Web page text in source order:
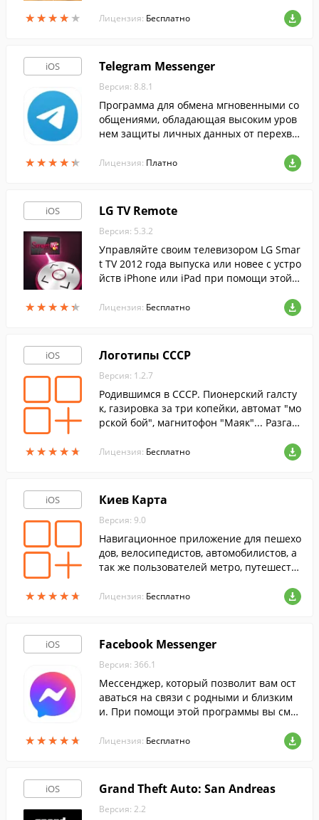
★★★★ ★
★★★★ ★ Лицензия: Бесплатно
iOS
★★★★★
★★★★★
Telegram Messenger
Версия: 8.8.1
Программа для обмена мгновенными со
общениями, обладающая высоким уров
нем защиты личных данных от перехва
Лицензия: Платно
iOS
★★★★★
★★★★★
LG TV Remote
Версия: 5.3.2
Управляйте своим телевизором LG Smar
t TV 2012 года выпуска или новее с устро
йств iPhone или iPad при помощи этой п
лючить оба устройства к одной сети WiF
Лицензия: Бесплатно
iOS
★★★★★
★★★★★
Логотипы СССР
Версия: 1.2.7
Родившимся в СССР. Пионерский галсту
к, газировка за три копейки, автомат "мо
рской бой", магнитофон "Маяк"... Разгад
Лицензия: Бесплатно
iOS
★★★★★
★★★★★
Киев Карта
Версия: 9.0
Навигационное приложение для пешехо
дов, велосипедистов, автомобилистов, а
так же пользователей метро, путешеств
Лицензия: Бесплатно
iOS
★★★★★
★★★★★
Facebook Messenger
Версия: 366.1
Мессенджер, который позволит вам ост
аваться на связи с родными и близким
и. При помощи этой программы вы смо
ьями из Facebook.
Лицензия: Бесплатно
iOS Grand Theft Auto: San Andreas
Версия: 2.2